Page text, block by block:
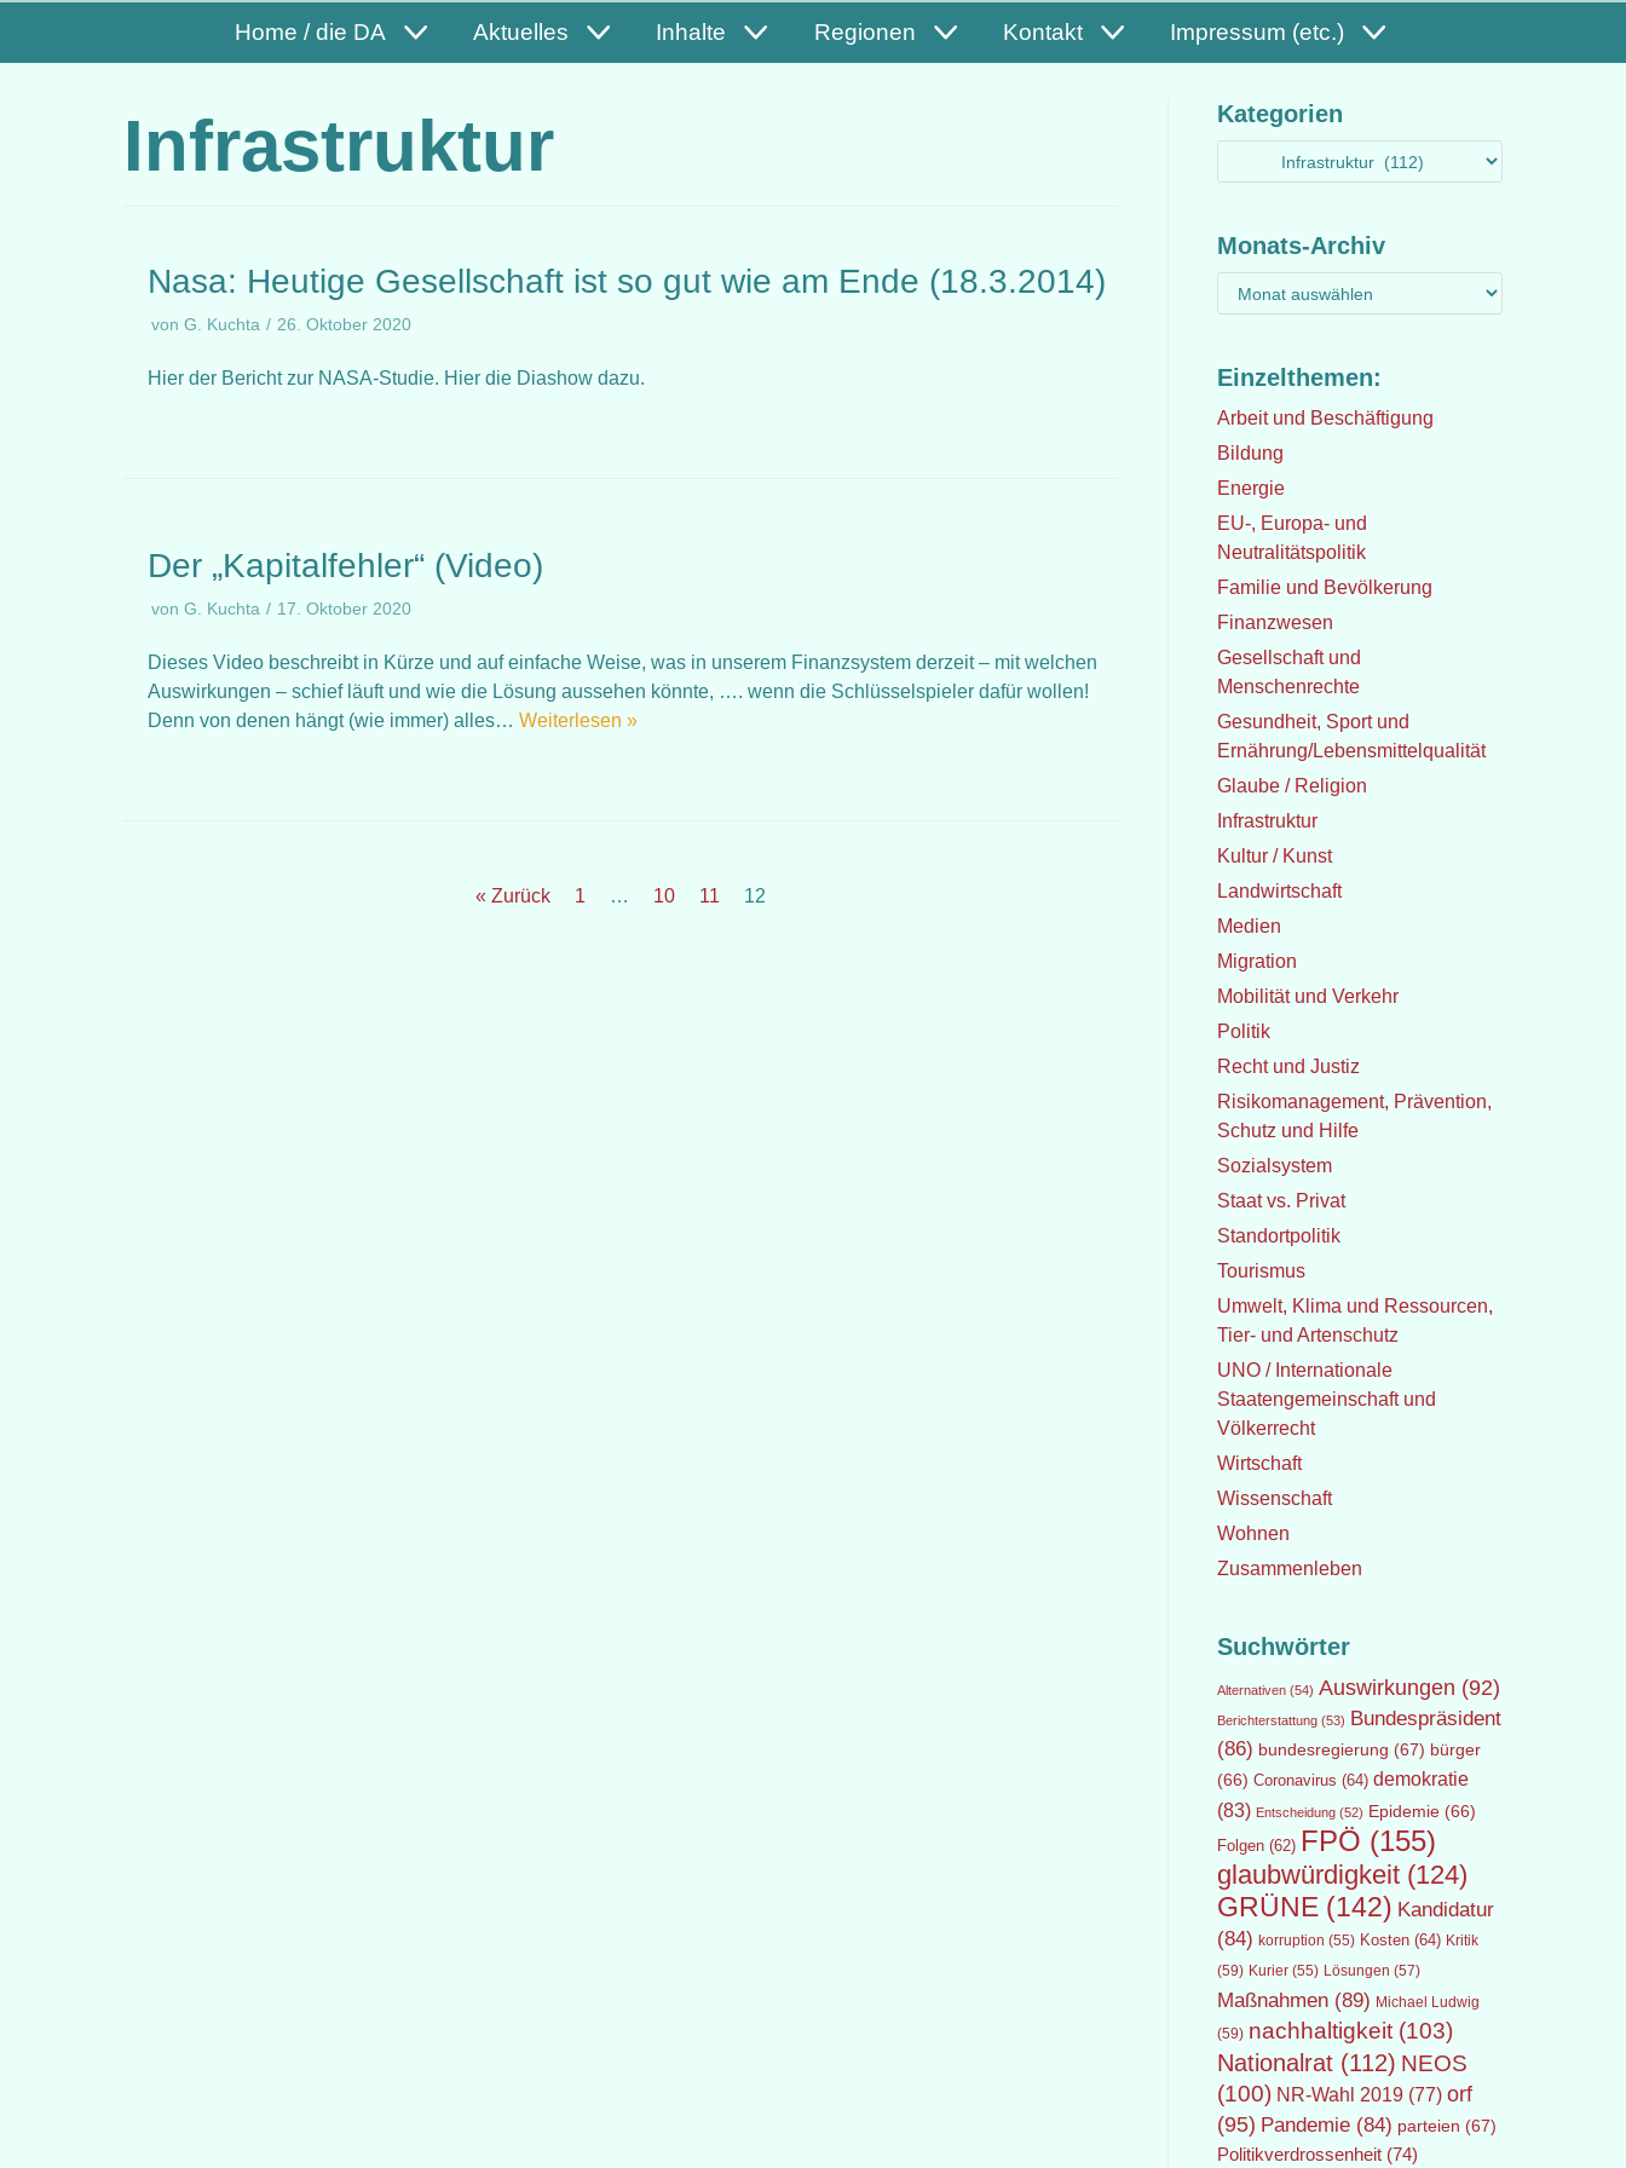
Home / die DA Aktuelles Inhalte Regionen Kontakt Impressum (etc.)
Infrastruktur
Nasa: Heutige Gesellschaft ist so gut wie am Ende (18.3.2014)
von G. Kuchta 26. Oktober 2020
Hier der Bericht zur NASA-Studie. Hier die Diashow dazu.
Der „Kapitalfehler“ (Video)
von G. Kuchta 17. Oktober 2020
Dieses Video beschreibt in Kürze und auf einfache Weise, was in unserem Finanzsystem derzeit – mit welchen
Auswirkungen – schief läuft und wie die Lösung aussehen könnte, …. wenn die Schlüsselspieler dafür wollen!
Denn von denen hängt (wie immer) alles… Weiterlesen »
« Zurück 1 … 10 11 12
Kategorien
Monats-Archiv
Einzelthemen:
Arbeit und Beschäftigung
Bildung
Energie
EU-, Europa- und
Neutralitätspolitik
Familie und Bevölkerung
Finanzwesen
Gesellschaft und
Menschenrechte
Gesundheit, Sport und
Ernährung/Lebensmittelqualität
Glaube / Religion
Infrastruktur
Kultur / Kunst
Landwirtschaft
Medien
Migration
Mobilität und Verkehr
Politik
Recht und Justiz
Risikomanagement, Prävention,
Schutz und Hilfe
Sozialsystem
Staat vs. Privat
Standortpolitik
Tourismus
Umwelt, Klima und Ressourcen,
Tier- und Artenschutz
UNO / Internationale
Staatengemeinschaft und
Völkerrecht
Wirtschaft
Wissenschaft
Wohnen
Zusammenleben
Suchwörter
Alternativen(54) Auswirkungen (92)
Berichterstattung(53) Bundespräsident
(86) bundesregierung (67) bürger
(66) Coronavirus (64) demokratie
(83) Entscheidung(52) Epidemie(66)
Folgen(62) FPÖ (155)
glaubwürdigkeit(124)
GRÜNE(142) Kandidatur
(84) korruption (55) Kosten(64) Kritik
(59) Kurier(55) Lösungen (57)
Maßnahmen(89) Michael Ludwig
(59) nachhaltigkeit(103)
Nationalrat(112) NEOS
(100) NR-Wahl 2019(77) orf
(95) Pandemie(84) parteien (67)
Politikverdrossenheit(74)